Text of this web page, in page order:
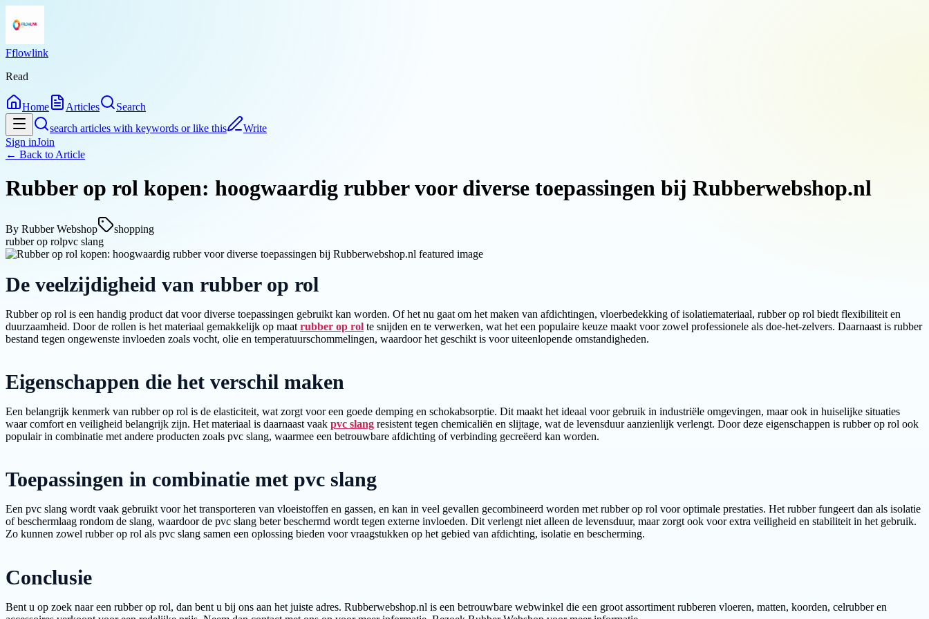
Fflowlink
Read
Home Articles
Search
search articles with keywords or like this
Write
Sign inJoin
← Back to Article
Rubber op rol kopen: hoogwaardig rubber voor diverse toepassingen bij Rubberwebshop.nl
By Rubber Webshop
shopping
rubber op rolpvc slang
De veelzijdigheid van rubber op rol
Rubber op rol is een handig product dat voor diverse toepassingen gebruikt kan worden. Of het nu gaat om het maken van afdichtingen, vloerbedekking of isolatiemateriaal, rubber op rol biedt flexibiliteit en
duurzaamheid. Door de rollen is het materiaal gemakkelijk op maat rubber op rol te snijden en te verwerken, wat het een populaire keuze maakt voor zowel professionele als doe-het-zelvers. Daarnaast is rubber
bestand tegen ongewenste invloeden zoals vocht, olie en temperatuurschommelingen, waardoor het geschikt is voor uiteenlopende omstandigheden.
Eigenschappen die het verschil maken
Een belangrijk kenmerk van rubber op rol is de elasticiteit, wat zorgt voor een goede demping en schokabsorptie. Dit maakt het ideaal voor gebruik in industriële omgevingen, maar ook in huiselijke situaties
waar comfort en veiligheid belangrijk zijn. Het materiaal is daarnaast vaak pvc slang resistent tegen chemicaliën en slijtage, wat de levensduur aanzienlijk verlengt. Door deze eigenschappen is rubber op rol ook
populair in combinatie met andere producten zoals pvc slang, waarmee een betrouwbare afdichting of verbinding gecreëerd kan worden.
Toepassingen in combinatie met pvc slang
Een pvc slang wordt vaak gebruikt voor het transporteren van vloeistoffen en gassen, en kan in veel gevallen gecombineerd worden met rubber op rol voor optimale prestaties. Het rubber fungeert dan als isolatie
of beschermlaag rondom de slang, waardoor de pvc slang beter beschermd wordt tegen externe invloeden. Dit verlengt niet alleen de levensduur, maar zorgt ook voor extra veiligheid en stabiliteit in het gebruik.
Zo kunnen zowel rubber op rol als pvc slang samen een oplossing bieden voor vraagstukken op het gebied van afdichting, isolatie en bescherming.
Conclusie
Bent u op zoek naar een rubber op rol, dan bent u bij ons aan het juiste adres. Rubberwebshop.nl is een betrouwbare webwinkel die een groot assortiment rubberen vloeren, matten, koorden, celrubber en